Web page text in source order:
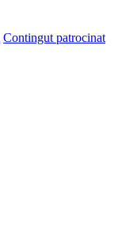
Contingut patrocinat